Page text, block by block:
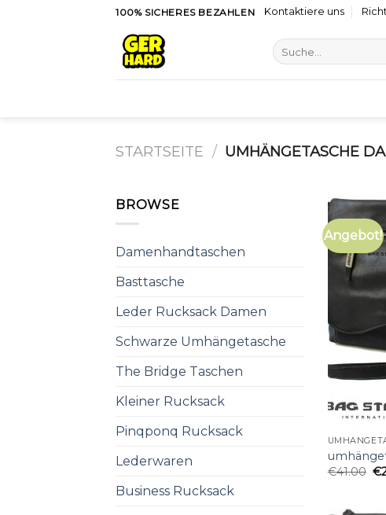
100% SICHERES BEZAHLEN Kontaktiere uns
Suche
nach:
STARTSEITE / UMHÄNGETASCHE
BROWSE
Damenhandtaschen
Basttasche
Leder Rucksack Damen
Schwarze Umhängetasche
The Bridge Taschen
Kleiner Rucksack
Pinqponq Rucksack
Lederwaren
Business Rucksack
Angebot!
€41.00 €